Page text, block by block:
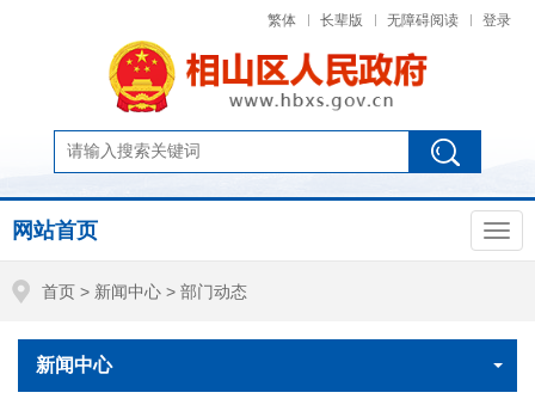
繁体 长辈版 无障碍阅读 登录
网站首页
首页 > 新闻中心 > 部门动态
新闻中心